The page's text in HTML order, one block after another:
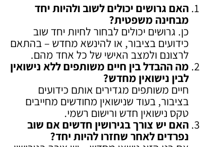
האם גרושים יכולים לשוב ולהיות יחד
מבחינה משפטית?
כן. גרושים יכולים לבחור לחיות יחד שוב
כידועים בציבור, או להינשא מחדש – בהתאם
לרצונם ולמצב האישי של כל אחד מהם.
מה ההבדל בין חיים משותפים ללא נישואין
לבין נישואין מחדש?
חיים משותפים מגדירים אותם כידועים
בציבור, בעוד שנישואין מחודשים מחייבים
טקס נישואין חדש ורישום רשמי.
האם יש צורך בגירושין חדשים אם שוב
נפרדים לאחר שחזרו להיות יחד?